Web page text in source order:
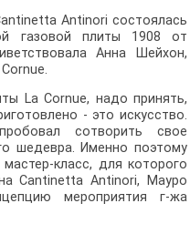
Antinori состоялась
газовой плиты 1908 от
Анна Шейхон,
La Cornue, надо принять,
- это искусство.
сотворить свое
шедевра. Именно поэтому
класс, для которого
Cantinetta Antinori, Мауро
мероприятия г-жа